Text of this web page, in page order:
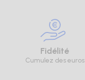
Fidélité
Cumulez des euros